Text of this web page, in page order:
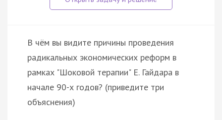
В чём вы видите причины проведения
радикальных экономических реформ в
рамках "Шоковой терапии" Е. Гайдара в
начале 90-х годов? (приведите три
объяснения)